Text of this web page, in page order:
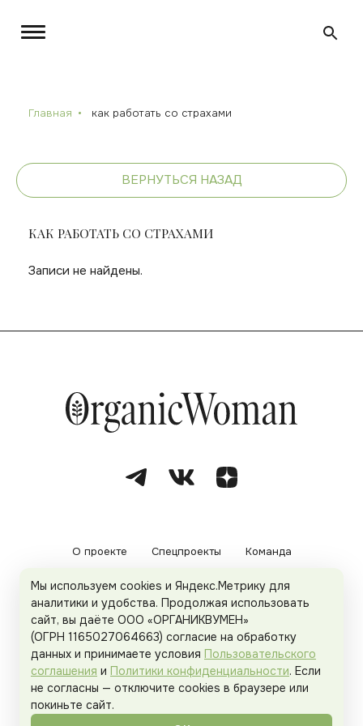
Главная как работать со страхами
ВЕРНУТЬСЯ НАЗАД
КАК РАБОТАТЬ СО СТРАХАМИ
Записи не найдены.
О проекте Спецпроекты Команда
Рекламодателям Политика конфиденциальности
Пользовательское соглашение
Organicwoman.ru . Все права защищены.
Мы используем cookies и Яндекс.Метрику для
аналитики и удобства. Продолжая использовать
сайт, вы даёте ООО «ОРГАНИКВУМЕН»
(ОГРН 1165027064663) согласие на обработку
данных и принимаете условия Пользовательского
соглашения и Политики конфиденциальности. Если
не согласны — отключите cookies в браузере или
покиньте сайт.